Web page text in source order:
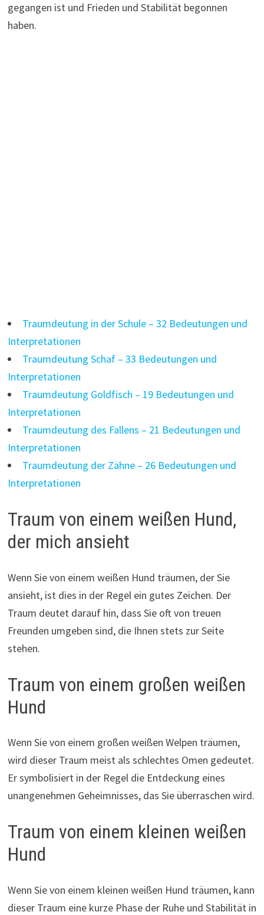
gegangen ist und Frieden und Stabilität begonnen
haben.
Traumdeutung in der Schule – 32 Bedeutungen und
Interpretationen
Traumdeutung Schaf – 33 Bedeutungen und
Interpretationen
Traumdeutung Goldfisch – 19 Bedeutungen und
Interpretationen
Traumdeutung des Fallens – 21 Bedeutungen und
Interpretationen
Traumdeutung der Zähne – 26 Bedeutungen und
Interpretationen
Traum von einem weißen Hund,
der mich ansieht
Wenn Sie von einem weißen Hund träumen, der Sie
ansieht, ist dies in der Regel ein gutes Zeichen. Der
Traum deutet darauf hin, dass Sie oft von treuen
Freunden umgeben sind, die Ihnen stets zur Seite
stehen.
Traum von einem großen weißen
Hund
Wenn Sie von einem großen weißen Welpen träumen,
wird dieser Traum meist als schlechtes Omen gedeutet.
Er symbolisiert in der Regel die Entdeckung eines
unangenehmen Geheimnisses, das Sie überraschen wird.
Traum von einem kleinen weißen
Hund
Wenn Sie von einem kleinen weißen Hund träumen, kann
dieser Traum eine kurze Phase der Ruhe und Stabilität in